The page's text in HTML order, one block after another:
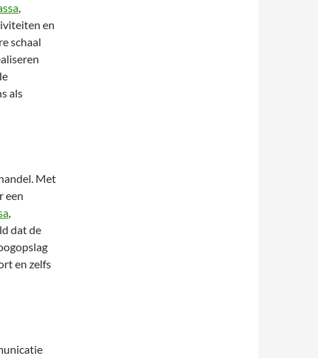
,
en
schaal
als
Met
een
,
dat de
en zelfs